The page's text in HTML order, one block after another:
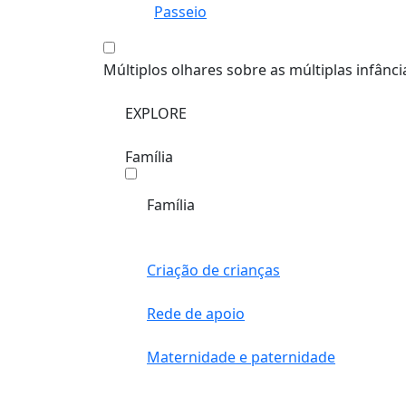
Passeio
Múltiplos olhares sobre as múltiplas
EXPLORE
Família
Família
Criação de crianças
Rede de apoio
Maternidade e paternidade